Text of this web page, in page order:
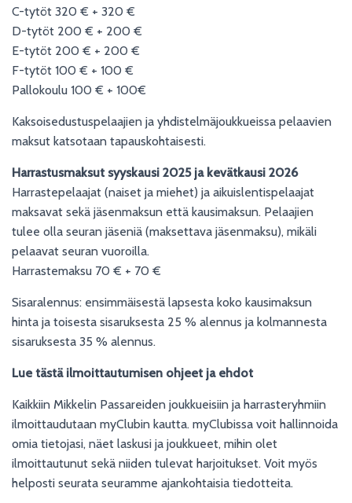
C-tytöt 320 € + 320 €
D-tytöt 200 € + 200 €
E-tytöt 200 € + 200 €
F-tytöt 100 € + 100 €
Pallokoulu 100 € + 100€
Kaksoisedustuspelaajien ja yhdistelmäjoukkueissa pelaavien
maksut katsotaan tapauskohtaisesti.
Harrastusmaksut syyskausi 2025 ja kevätkausi 2026
Harrastepelaajat (naiset ja miehet) ja aikuislentispelaajat
maksavat sekä jäsenmaksun että kausimaksun. Pelaajien
tulee olla seuran jäseniä (maksettava jäsenmaksu), mikäli
pelaavat seuran vuoroilla.
Harrastemaksu 70 € + 70 €
Sisaralennus: ensimmäisestä lapsesta koko kausimaksun
hinta ja toisesta sisaruksesta 25 % alennus ja kolmannesta
sisaruksesta 35 % alennus.
Lue tästä ilmoittautumisen ohjeet ja ehdot
Kaikkiin Mikkelin Passareiden joukkueisiin ja harrasteryhmiin
ilmoittaudutaan myClubin kautta. myClubissa voit hallinnoida
omia tietojasi, näet laskusi ja joukkueet, mihin olet
ilmoittautunut sekä niiden tulevat harjoitukset. Voit myös
helposti seurata seuramme ajankohtaisia tiedotteita.